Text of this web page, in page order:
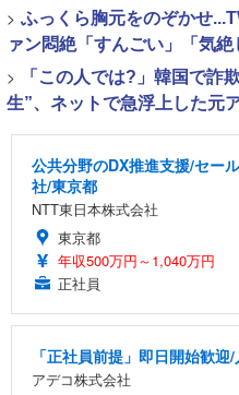
> ふっくら胸元をのぞかせ
ァン悶絶「すんごい」「気絶
>
「この人では?」韓国で詐
生”、ネットで急浮上した元
公共分野のDX推進支援/セー
社/東京都
NTT東日本株式会社
東京都
年収500万円～1,040万円
正社員
「正社員前提」即日開始歓
アデコ株式会社